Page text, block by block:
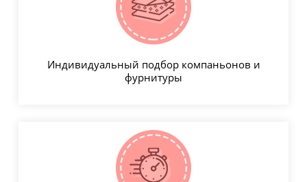
Индивидуальный подбор компаньонов и
фурнитуры